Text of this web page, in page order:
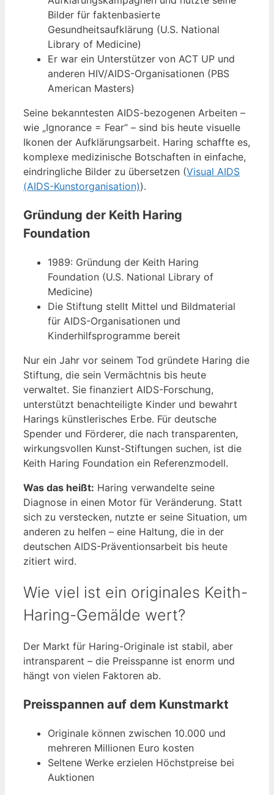
Bilder für faktenbasierte
Gesundheitsaufklärung (U.S. National
Library of Medicine)
Er war ein Unterstützer von ACT UP und
anderen HIV/AIDS-Organisationen (PBS
American Masters)
Seine bekanntesten AIDS-bezogenen Arbeiten –
wie „Ignorance = Fear“ – sind bis heute visuelle
Ikonen der Aufklärungsarbeit. Haring schaffte es,
komplexe medizinische Botschaften in einfache,
eindringliche Bilder zu übersetzen (Visual AIDS
(AIDS-Kunstorganisation)).
Gründung der Keith Haring
Foundation
1989: Gründung der Keith Haring
Foundation (U.S. National Library of
Medicine)
Die Stiftung stellt Mittel und Bildmaterial
für AIDS-Organisationen und
Kinderhilfsprogramme bereit
Nur ein Jahr vor seinem Tod gründete Haring die
Stiftung, die sein Vermächtnis bis heute
verwaltet. Sie finanziert AIDS-Forschung,
unterstützt benachteiligte Kinder und bewahrt
Harings künstlerisches Erbe. Für deutsche
Spender und Förderer, die nach transparenten,
wirkungsvollen Kunst-Stiftungen suchen, ist die
Keith Haring Foundation ein Referenzmodell.
Was das heißt: Haring verwandelte seine
Diagnose in einen Motor für Veränderung. Statt
sich zu verstecken, nutzte er seine Situation, um
anderen zu helfen – eine Haltung, die in der
deutschen AIDS-Präventionsarbeit bis heute
zitiert wird.
Wie viel ist ein originales Keith-
Haring-Gemälde wert?
Der Markt für Haring-Originale ist stabil, aber
intransparent – die Preisspanne ist enorm und
hängt von vielen Faktoren ab.
Preisspannen auf dem Kunstmarkt
Originale können zwischen 10.000 und
mehreren Millionen Euro kosten
Seltene Werke erzielen Höchstpreise bei
Auktionen